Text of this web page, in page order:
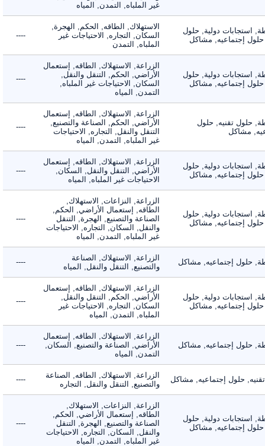
غير الملباه, التمدن, المياه
استجابات دولية, حلول
إجتماعيه, مشاكل
الاستهلاك, الطاقه, الحكم, الهجرة,
السكان, التجاره, الاحتياجات غير
الملباه, التمدن
----
استجابات دولية, حلول
إجتماعيه, مشاكل
الزراعة, الاستهلاك, الطاقه, إستعمال
الأراضي, الحكم, التنقل والنقل,
السكان, الاحتياجات غير الملباه,
التمدن, المياه
----
حلول تقنيه, حلول
مشاكل
الزراعة, الاستهلاك, الطاقه, إستعمال
الأراضي, الحكم, الصناعة والتصنيع,
التنقل والنقل, التجاره, الاحتياجات
غير الملباه, التمدن, المياه
----
استجابات دولية, حلول
إجتماعيه, مشاكل
الزراعة, الاستهلاك, الطاقه, إستعمال
الأراضي, التنقل والنقل, السكان,
الاحتياجات غير الملباه, المياه
----
استجابات دولية, حلول
إجتماعيه, مشاكل
الزراعة, النزاعات, الاستهلاك,
الطاقه, إستعمال الأراضي, الحكم,
الصناعة والتصنيع, الهجرة, التنقل
والنقل, السكان, التجاره, الاحتياجات
غير الملباه, التمدن, المياه
----
حلول إجتماعيه, مشاكل
الزراعة, الاستهلاك, الصناعة
والتصنيع, التنقل والنقل, المياه
----
استجابات دولية, حلول
إجتماعيه, مشاكل
الزراعة, الاستهلاك, الطاقه, إستعمال
الأراضي, الحكم, التنقل والنقل,
السكان, التجاره, الاحتياجات غير
الملباه, التمدن, المياه
----
حلول إجتماعيه, مشاكل
الزراعة, الاستهلاك, الطاقه, إستعمال
الأراضي, الصناعة والتصنيع, السكان,
التمدن, المياه
----
حلول إجتماعيه, مشاكل
الزراعة, الاستهلاك, الطاقه, الصناعة
والتصنيع, التنقل والنقل, التجاره
----
استجابات دولية, حلول
إجتماعيه, مشاكل
الزراعة, النزاعات, الاستهلاك,
الطاقه, إستعمال الأراضي, الحكم,
الصناعة والتصنيع, الهجرة, التنقل
والنقل, السكان, التجاره, الاحتياجات
غير الملباه, التمدن, المياه
----